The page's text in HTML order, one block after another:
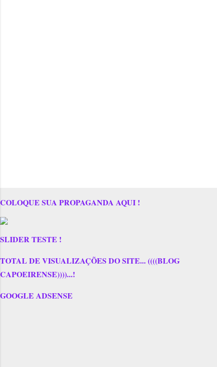
COLOQUE SUA PROPAGANDA AQUI !
SLIDER TESTE !
TOTAL DE VISUALIZAÇÕES DO SITE... ((((BLOG
CAPOEIRENSE))))...!
GOOGLE ADSENSE